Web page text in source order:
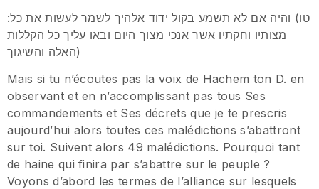
:טו) והיה אם לא תשמע בקול ידוד אלהיך לשמר לעשות את כל
מצותיו וחקתיו אשר אנכי מצוך היום ובאו עליך כל הקללות
האלה והשיגוך)
Mais si tu n’écoutes pas la voix de Hachem ton D. en
observant et en n’accomplissant pas tous Ses
commandements et Ses décrets que je te prescris
aujourd’hui alors toutes ces malédictions s’abattront
sur toi. Suivent alors 49 malédictions. Pourquoi tant
de haine qui finira par s’abattre sur le peuple ?
Voyons d’abord les termes de l’alliance sur lesquels